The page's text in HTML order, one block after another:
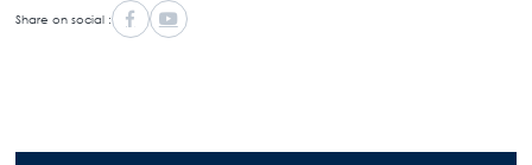
Share on social :